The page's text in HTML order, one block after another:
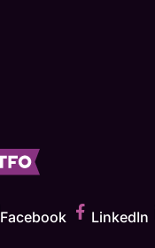
Facebook LinkedIn